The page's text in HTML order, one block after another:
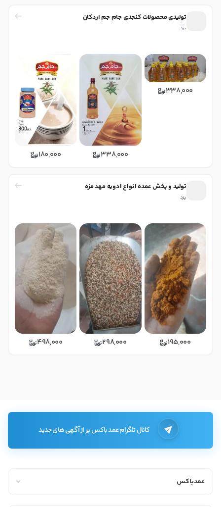
تولیدی محصولات کنجدی جام جم اردکان
یزد
338,000
338,000
180,000
تولید و پخش عمده انواع ادویه مهد مزه
یزد
195,000
298,000
498,000
کانال تلگرام عمد باکس پر از آگهی های جدید
عمدباکس